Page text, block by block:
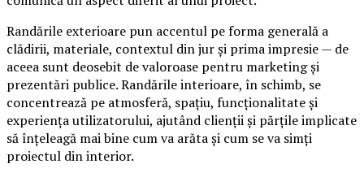
Randările exterioare pun accentul pe forma generală a
clădirii, materiale, contextul din jur și prima impresie — de
aceea sunt deosebit de valoroase pentru marketing și
prezentări publice. Randările interioare, în schimb, se
concentrează pe atmosferă, spațiu, funcționalitate și
experiența utilizatorului, ajutând clienții și părțile implicate
să înțeleagă mai bine cum va arăta și cum se va simți
proiectul din interior.